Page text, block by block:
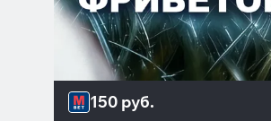
150 руб.